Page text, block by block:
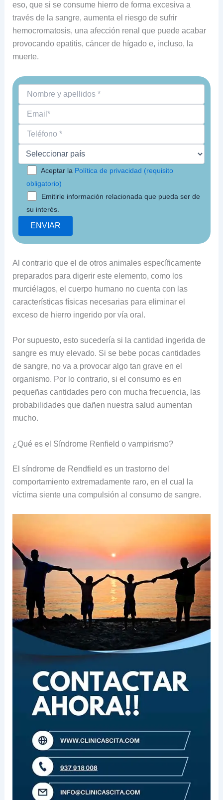
eso, que si se consume hierro de forma excesiva a
través de la sangre, aumenta el riesgo de sufrir
hemocromatosis, una afección renal que puede acabar
provocando epatitis, cáncer de hígado e, incluso, la
muerte.
Aceptar la Política de privacidad (requisito
obligatorio)
Emitirle información relacionada que pueda ser de
su interés.
Al contrario que el de otros animales específicamente
preparados para digerir este elemento, como los
murciélagos, el cuerpo humano no cuenta con las
características físicas necesarias para eliminar el
exceso de hierro ingerido por vía oral.
Por supuesto, esto sucedería si la cantidad ingerida de
sangre es muy elevado. Si se bebe pocas cantidades
de sangre, no va a provocar algo tan grave en el
organismo. Por lo contrario, si el consumo es en
pequeñas cantidades pero con mucha frecuencia, las
probabilidades que dañen nuestra salud aumentan
mucho.
¿Qué es el Síndrome Renfield o vampirismo?
El síndrome de Rendfield es un trastorno del
comportamiento extremadamente raro, en el cual la
víctima siente una compulsión al consumo de sangre.